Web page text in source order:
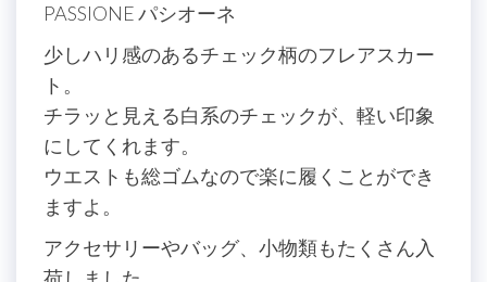
PASSIONE パシオーネ
少しハリ感のあるチェック柄のフレアスカー
ト。
チラッと見える白系のチェックが、軽い印象
にしてくれます。
ウエストも総ゴムなので楽に履くことができ
ますよ。
アクセサリーやバッグ、小物類もたくさん入